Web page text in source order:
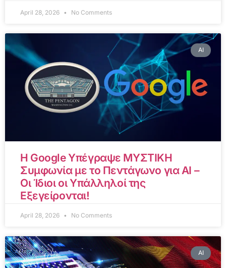
April 28, 2026 No Comments
AI
Η Google Υπέγραψε ΜΥΣΤΙΚΗ
Συμφωνία με το Πεντάγωνο για AI –
Οι Ίδιοι οι Υπάλληλοί της
Εξεγείρονται!
April 28, 2026 No Comments
AI